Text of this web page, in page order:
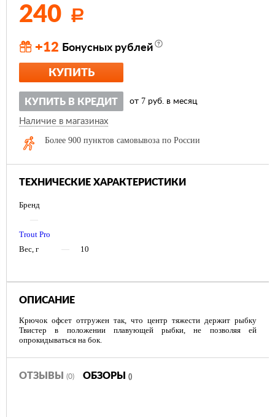
240 Р
+12 Бонусных рублей
КУПИТЬ
КУПИТЬ В КРЕДИТ от 7 руб. в месяц
Наличие в магазинах
Более 900 пунктов самовывоза по России
ТЕХНИЧЕСКИЕ ХАРАКТЕРИСТИКИ
Бренд
—
Trout Pro
Вес, г
— 10
ОПИСАНИЕ
Крючок офсет отгружен так, что центр тяжести держит рыбку
Твистер в положении плавующей рыбки, не позволяя ей
опрокидываться на бок.
ОТЗЫВЫ (0) ОБЗОРЫ ()